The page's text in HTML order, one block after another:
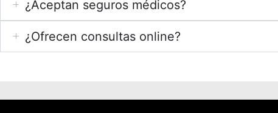
¿Aceptan seguros médicos?
¿Ofrecen consultas online?